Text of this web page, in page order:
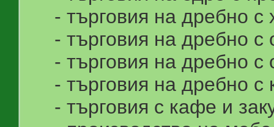
- търговия на дребно с
- търговия на дребно с
- търговия на дребно с
- търговия на дребно с
- търговия с кафе и